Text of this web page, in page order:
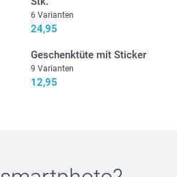
6 Varianten
24,95
Geschenktüte mit Sticker
9 Varianten
12,95